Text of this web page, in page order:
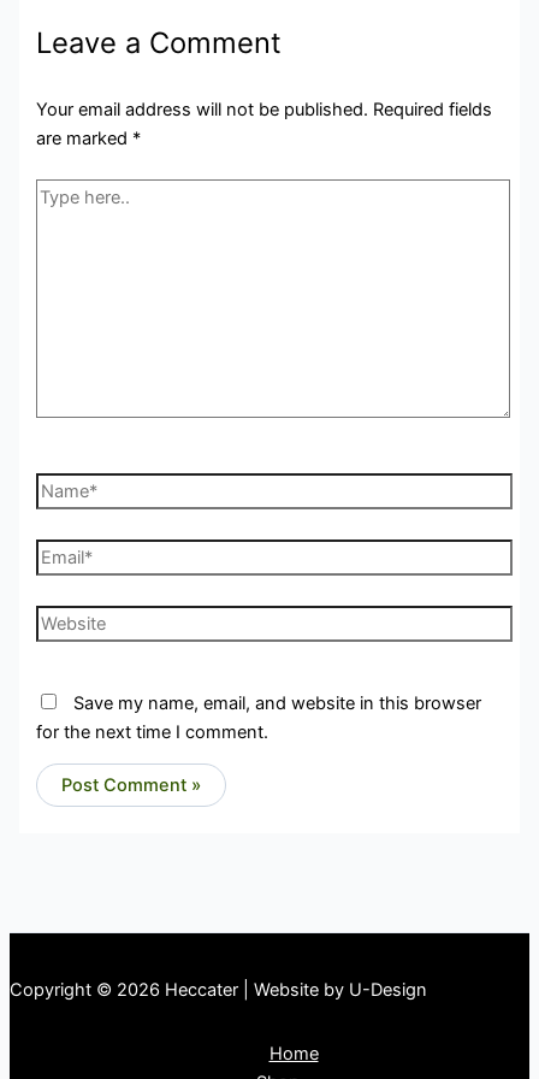
Leave a Comment
Your email address will not be published. Required fields
are marked *
Type
Name*
Email*
Website
Save my name, email, and website in this browser
for the next time I comment.
Copyright © 2026 Heccater | Website by U-Design
Home